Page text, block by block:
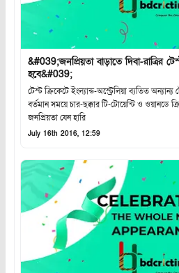
&#039;জনপ্রিয়তা বাড়াতে দিবা-
হবে&#039;
টেস্ট ক্রিকেটে ইংল্যান্ড-অস্ট্রেলিয়া ব্যতিত
বর্তমান সময়ে চার-ছক্কার টি-টোয়েন্টি ও ওয়ানডে
জনপ্রিয়তা যেন হারি
July 16th 2016, 12:59